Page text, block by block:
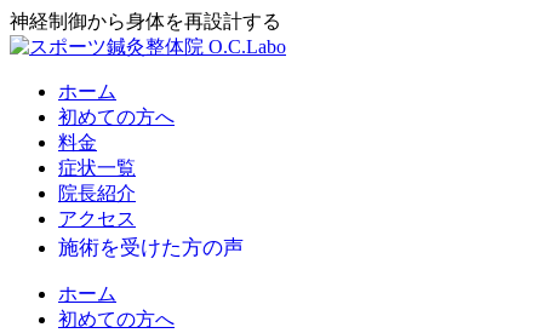
神経制御から身体を再設計する
ホーム
初めての方へ
料金
症状一覧
院長紹介
アクセス
ホーム
初めての方へ